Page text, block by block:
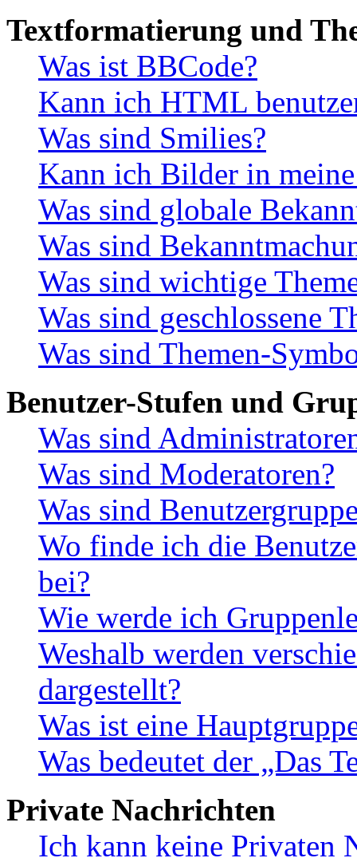
Textformatierung und
Was ist BBCode?
Kann ich HTML
Was sind Smilies?
Kann ich Bilder in
Was sind globale
Was sind
Was sind wichtige
Was sind geschlossene
Was sind Themen-
Benutzer-Stufen und
Was sind
Was sind Moderatoren?
Was sind
Wo finde ich die
bei?
Wie werde ich
Weshalb werden
dargestellt?
Was ist eine
Was bedeutet der „Das
Private Nachrichten
Ich kann keine Privaten